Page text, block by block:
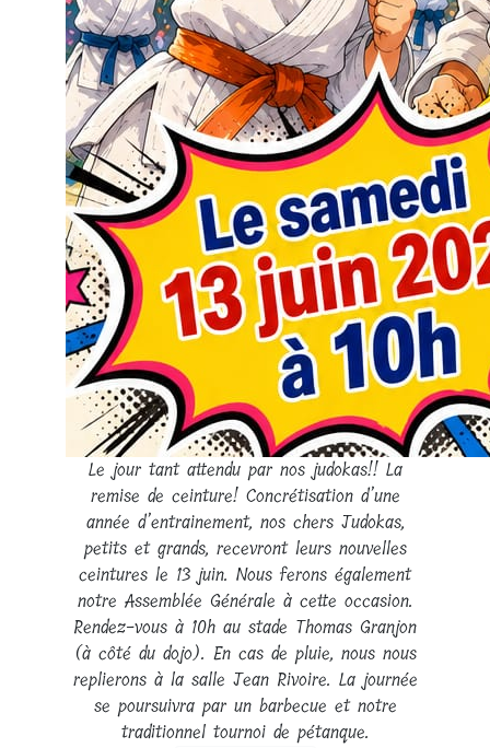
Le jour tant attendu par nos judokas!! La
remise de ceinture! Concrétisation d’une
année d’entrainement, nos chers Judokas,
petits et grands, recevront leurs nouvelles
ceintures le 13 juin. Nous ferons également
notre Assemblée Générale à cette occasion.
Rendez-vous à 10h au stade Thomas Granjon
(à côté du dojo). En cas de pluie, nous nous
replierons à la salle Jean Rivoire. La journée
se poursuivra par un barbecue et notre
traditionnel tournoi de pétanque.